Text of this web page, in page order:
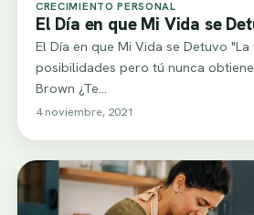
CRECIMIENTO PERSONAL
El Día en que Mi Vida se
El Día en que Mi Vida se Detuvo
posibilidades pero tú nunca
Brown ¿Te…
4 noviembre, 2021